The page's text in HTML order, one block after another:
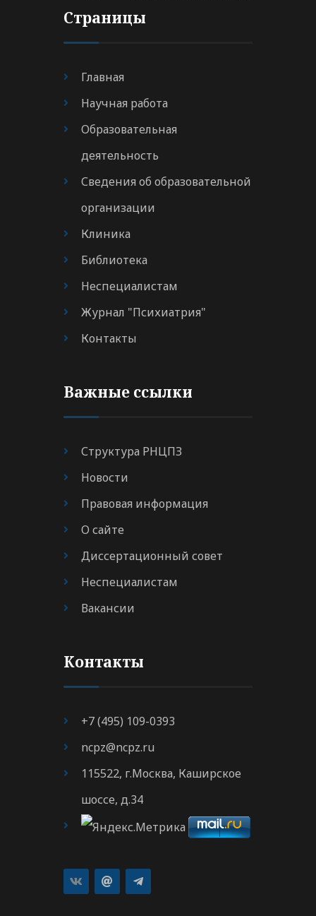
Страницы
Главная
Научная работа
Образовательная
деятельность
Сведения об образовательной
организации
Клиника
Библиотека
Неспециалистам
Журнал "Психиатрия"
Контакты
Важные ссылки
Структура РНЦПЗ
Новости
Правовая информация
О сайте
Диссертационный совет
Неспециалистам
Вакансии
Контакты
+7 (495) 109-0393
ncpz@ncpz.ru
115522, г.Москва, Каширское
шоссе, д.34